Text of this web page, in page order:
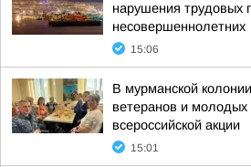
нарушения трудовых
несовершеннолетних
15:06
В мурманской
ветеранов и молодых
всероссийской акции
15:01